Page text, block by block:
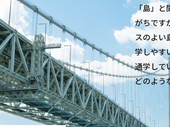
「島」と
がちです
スのよい
学しやす
通学して
どのよう